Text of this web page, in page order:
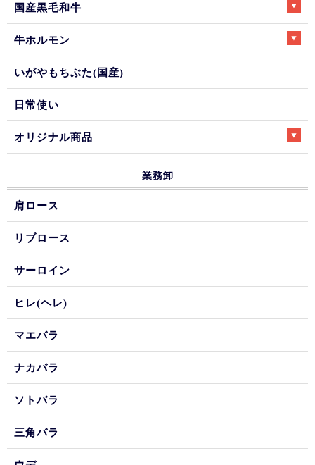
国産黒毛和牛
牛ホルモン
いがやもちぶた(国産)
日常使い
オリジナル商品
業務卸
肩ロース
リブロース
サーロイン
ヒレ(ヘレ)
マエバラ
ナカバラ
ソトバラ
三角バラ